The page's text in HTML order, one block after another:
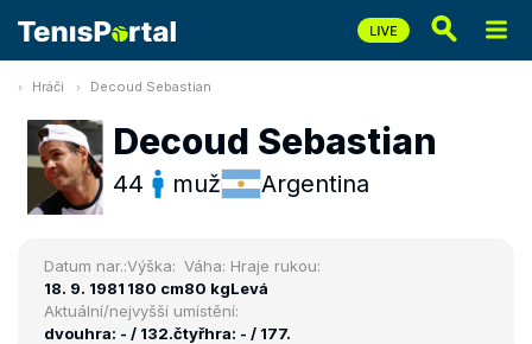
Hráči Decoud Sebastian
Decoud Sebastian
44 muž Argentina
Datum nar.:
18. 9. 1981
Výška:
180 cm
Váha:
80 kg
Hraje rukou:
Levá
Aktuální/nejvyšší umístění:
dvouhra: - / 132.čtyřhra: - / 177.